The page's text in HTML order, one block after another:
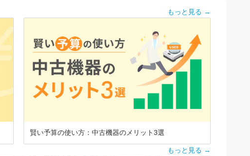
もっと見る →
賢い予算の使い方：中古機器のメリット3選
もっと見る →